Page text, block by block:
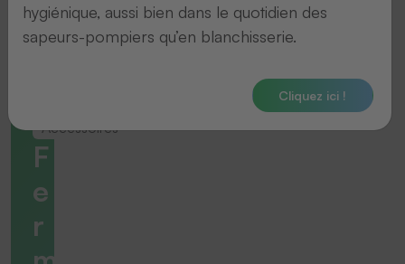
Accessoires
F
e
r
hygiénique, aussi bien dans le quotidien des
sapeurs-pompiers qu’en blanchisserie.
Cliquez ici !